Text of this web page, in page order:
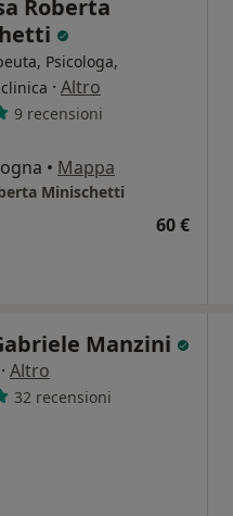
Roberta
Psicologa,
· Altro
9 recensioni
• Mappa
Minischetti
60 €
Manzini
· Altro
32 recensioni